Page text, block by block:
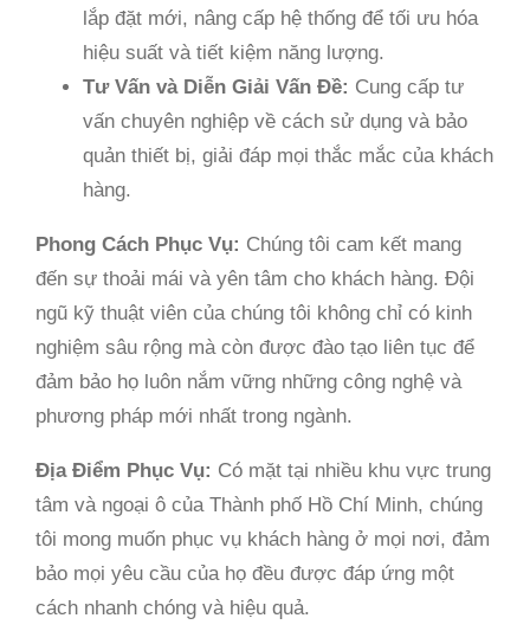
lắp đặt mới, nâng cấp hệ thống để tối ưu hóa
hiệu suất và tiết kiệm năng lượng.
Tư Vấn và Diễn Giải Vấn Đề: Cung cấp tư
vấn chuyên nghiệp về cách sử dụng và bảo
quản thiết bị, giải đáp mọi thắc mắc của khách
hàng.
Phong Cách Phục Vụ: Chúng tôi cam kết mang
đến sự thoải mái và yên tâm cho khách hàng. Đội
ngũ kỹ thuật viên của chúng tôi không chỉ có kinh
nghiệm sâu rộng mà còn được đào tạo liên tục để
đảm bảo họ luôn nắm vững những công nghệ và
phương pháp mới nhất trong ngành.
Địa Điểm Phục Vụ: Có mặt tại nhiều khu vực trung
tâm và ngoại ô của Thành phố Hồ Chí Minh, chúng
tôi mong muốn phục vụ khách hàng ở mọi nơi, đảm
bảo mọi yêu cầu của họ đều được đáp ứng một
cách nhanh chóng và hiệu quả.